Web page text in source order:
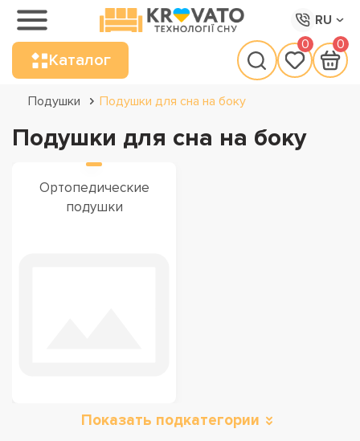
RU
Каталог
0 0
Подушки Подушки для сна на боку
Подушки для сна на боку
Ортопедические
подушки
Показать подкатегории